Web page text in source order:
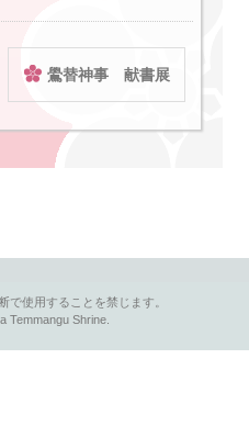
鷽替神事 献書展
で使用することを禁じます。
Temmangu Shrine.